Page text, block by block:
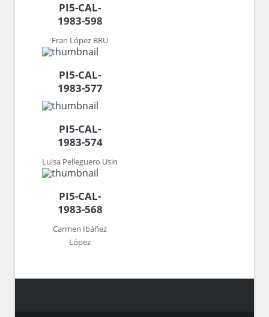
PI5-CAL-
1983-598
Fran López BRU
PI5-CAL-
1983-577
PI5-CAL-
1983-574
Luisa Pelleguero Usin
PI5-CAL-
1983-568
Carmen Ibáñez
López